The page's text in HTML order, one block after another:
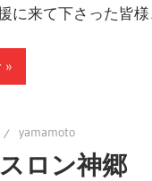
に来て下さった皆様
yamamoto
ロン神郷